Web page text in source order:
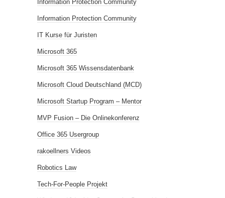
Information Protection Community
Information Protection Community
IT Kurse für Juristen
Microsoft 365
Microsoft 365 Wissensdatenbank
Microsoft Cloud Deutschland (MCD)
Microsoft Startup Program – Mentor
MVP Fusion – Die Onlinekonferenz
Office 365 Usergroup
rakoellners Videos
Robotics Law
Tech-For-People Projekt